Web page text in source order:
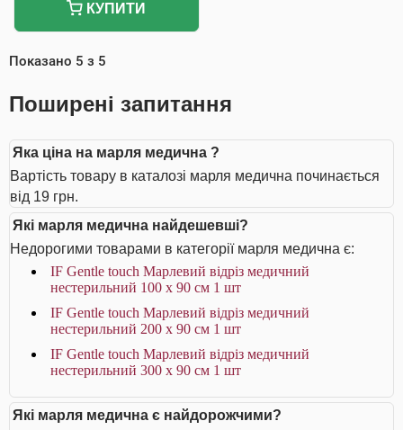
КУПИТИ
Показано 5 з 5
Поширені запитання
Яка ціна на марля медична ?
Вартість товару в каталозі марля медична починається
від 19 грн.
Які марля медична найдешевші?
Недорогими товарами в категорії марля медична є:
IF Gentle touch Марлевий відріз медичний
нестерильний 100 х 90 см 1 шт
IF Gentle touch Марлевий відріз медичний
нестерильний 200 х 90 см 1 шт
IF Gentle touch Марлевий відріз медичний
нестерильний 300 х 90 см 1 шт
Які марля медична є найдорожчими?